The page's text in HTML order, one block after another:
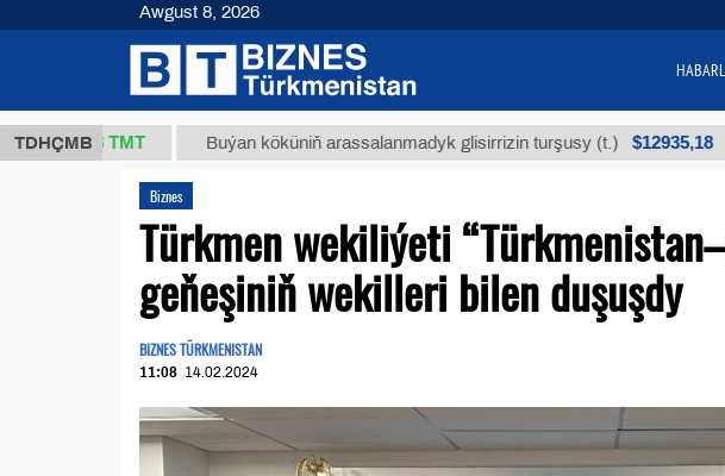
TDHÇMB
37,8 ТМТ Buýan köküniň arassalanmadyk glisirrizin turşusy (t.) $12935,18
Biznes
Türkmen wekiliýeti
geňeşiniň wekilleri bilen duşuşdy
BIZNES TÜRKMENISTAN
11:08 14.02.2024
Awgust 8, 2026